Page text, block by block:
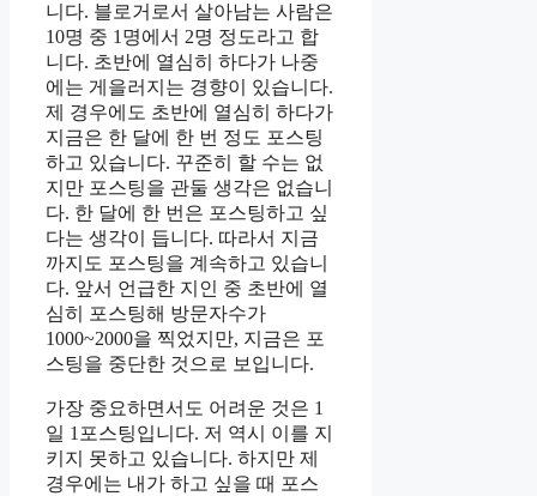
니다. 블로거로서 살아남는 사람은
10명 중 1명에서 2명 정도라고 합
니다. 초반에 열심히 하다가 나중
에는 게을러지는 경향이 있습니다.
제 경우에도 초반에 열심히 하다가
지금은 한 달에 한 번 정도 포스팅
하고 있습니다. 꾸준히 할 수는 없
지만 포스팅을 관둘 생각은 없습니
다. 한 달에 한 번은 포스팅하고 싶
다는 생각이 듭니다. 따라서 지금
까지도 포스팅을 계속하고 있습니
다. 앞서 언급한 지인 중 초반에 열
심히 포스팅해 방문자수가
1000~2000을 찍었지만, 지금은 포
스팅을 중단한 것으로 보입니다.
가장 중요하면서도 어려운 것은 1
일 1포스팅입니다. 저 역시 이를 지
키지 못하고 있습니다. 하지만 제
경우에는 내가 하고 싶을 때 포스